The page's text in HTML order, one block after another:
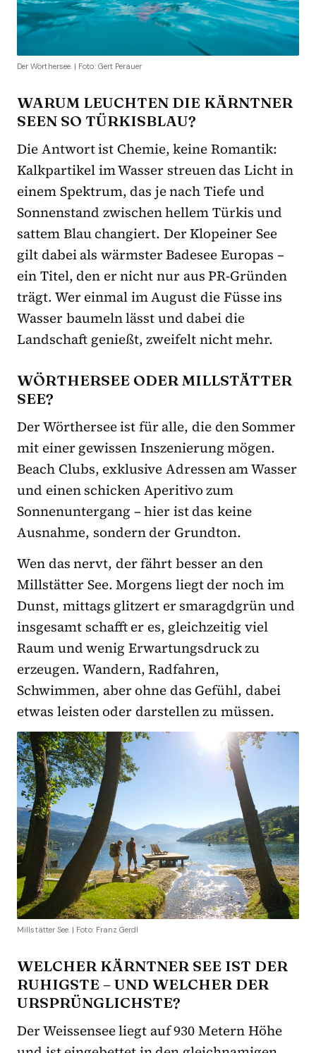
Der Wörthersee. | Foto: Gert Perauer
WARUM LEUCHTEN DIE KÄRNTNER
SEEN SO TÜRKISBLAU?
Die Antwort ist Chemie, keine Romantik:
Kalkpartikel im Wasser streuen das Licht in
einem Spektrum, das je nach Tiefe und
Sonnenstand zwischen hellem Türkis und
sattem Blau changiert. Der Klopeiner See
gilt dabei als wärmster Badesee Europas –
ein Titel, den er nicht nur aus PR-Gründen
trägt. Wer einmal im August die Füsse ins
Wasser baumeln lässt und dabei die
Landschaft genießt, zweifelt nicht mehr.
WÖRTHERSEE ODER MILLSTÄTTER
SEE?
Der Wörthersee ist für alle, die den Sommer
mit einer gewissen Inszenierung mögen.
Beach Clubs, exklusive Adressen am Wasser
und einen schicken Aperitivo zum
Sonnenuntergang – hier ist das keine
Ausnahme, sondern der Grundton.
Wen das nervt, der fährt besser an den
Millstätter See. Morgens liegt der noch im
Dunst, mittags glitzert er smaragdgrün und
insgesamt schafft er es, gleichzeitig viel
Raum und wenig Erwartungsdruck zu
erzeugen. Wandern, Radfahren,
Schwimmen, aber ohne das Gefühl, dabei
etwas leisten oder darstellen zu müssen.
Millstätter See. | Foto: Franz Gerdl
WELCHER KÄRNTNER SEE IST DER
RUHIGSTE – UND WELCHER DER
URSPRÜNGLICHSTE?
Der Weissensee liegt auf 930 Metern Höhe